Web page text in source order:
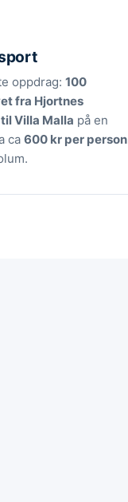
oppdrag:100
fra Hjortnes
Villa Malla på en
ca600 kr per person